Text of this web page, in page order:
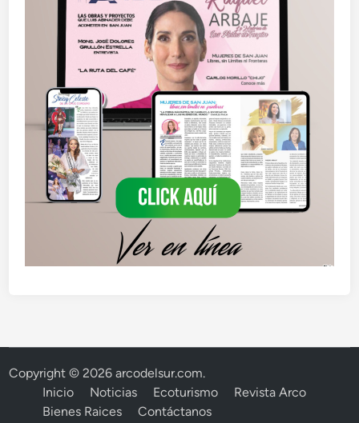
Copyright © 2026arcodelsur.com.
Inicio
Noticias Ecoturismo
Revista Arco
Bienes Raices
Contáctanos